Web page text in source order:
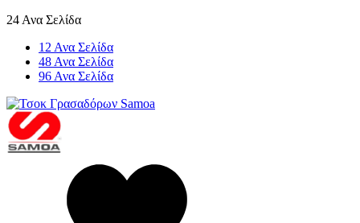
24 Ανα Σελίδα
12 Ανα Σελίδα
48 Ανα Σελίδα
96 Ανα Σελίδα